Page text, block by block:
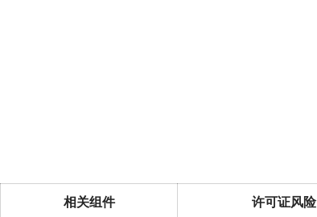
相关组件 许可证风险